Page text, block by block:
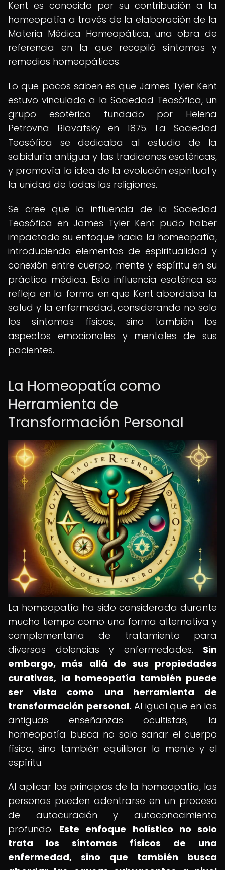
Kent es conocido por su contribución a la
homeopatía a través de la elaboración de la
Materia Médica Homeopática, una obra de
referencia en la que recopiló síntomas y
remedios homeopáticos.
Lo que pocos saben es que James Tyler Kent
estuvo vinculado a la Sociedad Teosófica, un
grupo esotérico fundado por Helena
Petrovna Blavatsky en 1875. La Sociedad
Teosófica se dedicaba al estudio de la
sabiduría antigua y las tradiciones esotéricas,
y promovía la idea de la evolución espiritual y
la unidad de todas las religiones.
Se cree que la influencia de la Sociedad
Teosófica en James Tyler Kent pudo haber
impactado su enfoque hacia la homeopatía,
introduciendo elementos de espiritualidad y
conexión entre cuerpo, mente y espíritu en su
práctica médica. Esta influencia esotérica se
refleja en la forma en que Kent abordaba la
salud y la enfermedad, considerando no solo
los síntomas físicos, sino también los
aspectos emocionales y mentales de sus
pacientes.
La Homeopatía como
Herramienta de
Transformación Personal
La homeopatía ha sido considerada durante
mucho tiempo como una forma alternativa y
complementaria de tratamiento para
diversas dolencias y enfermedades. Sin
embargo, más allá de sus propiedades
curativas, la homeopatía también puede
ser vista como una herramienta de
transformación personal. Al igual que en las
antiguas enseñanzas ocultistas, la
homeopatía busca no solo sanar el cuerpo
físico, sino también equilibrar la mente y el
espíritu.
Al aplicar los principios de la homeopatía, las
personas pueden adentrarse en un proceso
de autocuración y autoconocimiento
profundo. Este enfoque holístico no solo
trata los síntomas físicos de una
enfermedad, sino que también busca